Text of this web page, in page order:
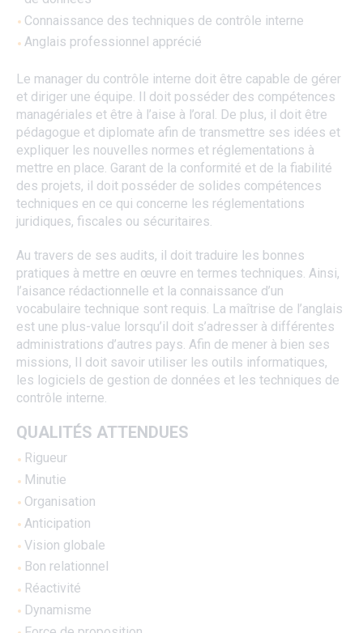
Connaissance des techniques de contrôle interne
Anglais professionnel apprécié
Le manager du contrôle interne doit être capable de gérer
et diriger une équipe. Il doit posséder des compétences
managériales et être à l’aise à l’oral. De plus, il doit être
pédagogue et diplomate afin de transmettre ses idées et
expliquer les nouvelles normes et réglementations à
mettre en place. Garant de la conformité et de la fiabilité
des projets, il doit posséder de solides compétences
techniques en ce qui concerne les réglementations
juridiques, fiscales ou sécuritaires.
Au travers de ses audits, il doit traduire les bonnes
pratiques à mettre en œuvre en termes techniques. Ainsi,
l’aisance rédactionnelle et la connaissance d’un
vocabulaire technique sont requis. La maîtrise de l’anglais
est une plus-value lorsqu’il doit s’adresser à différentes
administrations d’autres pays. Afin de mener à bien ses
missions, Il doit savoir utiliser les outils informatiques,
les logiciels de gestion de données et les techniques de
contrôle interne.
QUALITÉS ATTENDUES
Rigueur
Minutie
Organisation
Anticipation
Vision globale
Bon relationnel
Réactivité
Dynamisme